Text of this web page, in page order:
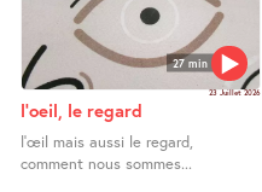
27 min
23 Juillet 2026
l’oeil, le regard
l’œil mais aussi le regard,
comment nous sommes...